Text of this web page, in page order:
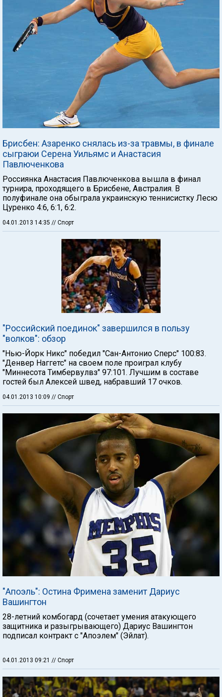
Брисбен: Азаренко снялась из-за травмы, в финале
сыграюи Серена Уильямс и Анастасия
Павлюченкова
Россиянка Анастасия Павлюченкова вышла в финал
турнира, проходящего в Брисбене, Австралия. В
полуфинале она обыграла украинскую теннисистку Лесю
Цуренко 4:6, 6:1, 6:2.
04.01.2013 14:35 // Спорт
"Российский поединок" завершился в пользу
"волков": обзор
"Нью-Йорк Никс" победил "Сан-Антонио Сперс" 100:83.
"Денвер Наггетс" на своем поле проиграл клубу
"Миннесота Тимбервулвз" 97:101. Лучшим в составе
гостей был Алексей швед, набравший 17 очков.
04.01.2013 10:09 // Спорт
"Апоэль": Остина Фримена заменит Дариус
Вашингтон
28-летний комбогард (сочетает умения атакующего
защитника и разыгрывающего) Дариус Вашингтон
подписал контракт с "Апоэлем" (Эйлат).
04.01.2013 09:21 // Спорт